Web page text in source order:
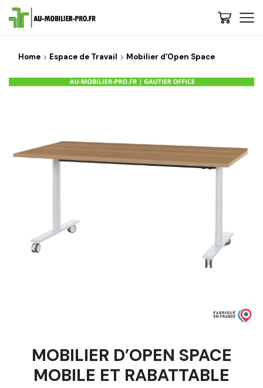
Home Espace de Travail Mobilier d'Open Space
MOBILIER D’OPEN SPACE
MOBILE ET RABATTABLE